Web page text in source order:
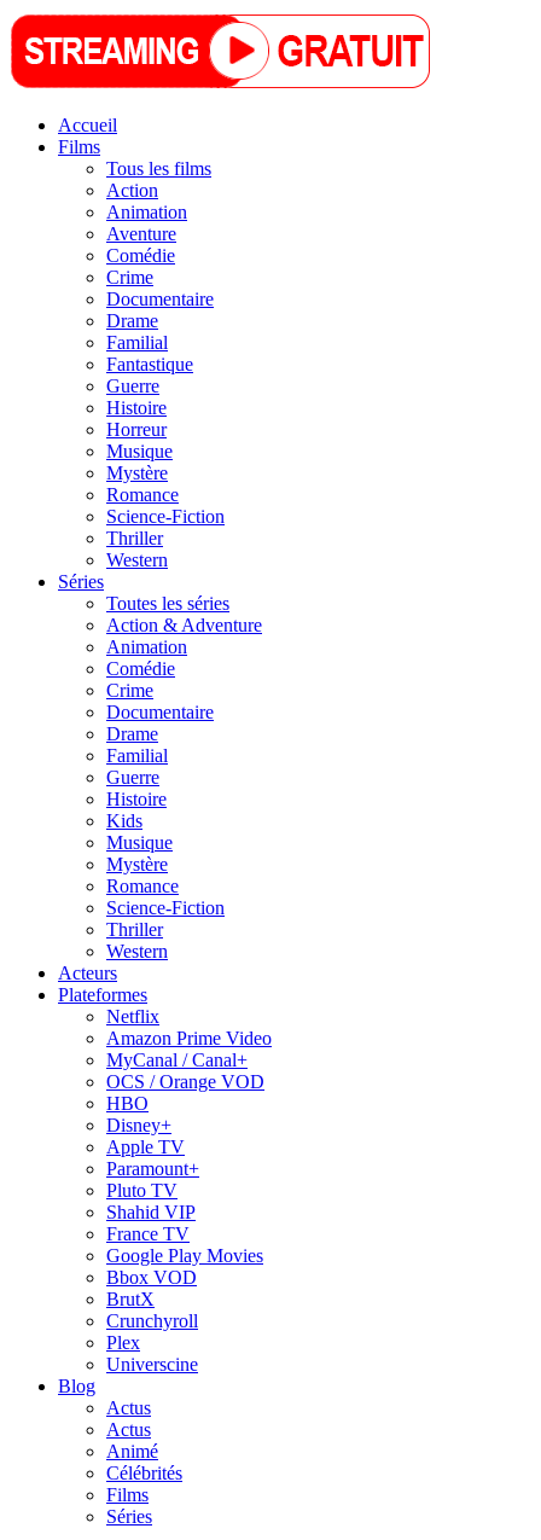
Accueil
Films
Tous les films
Action
Animation
Aventure
Comédie
Crime
Documentaire
Drame
Familial
Fantastique
Guerre
Histoire
Horreur
Musique
Mystère
Romance
Science-Fiction
Thriller
Western
Séries
Toutes les séries
Action & Adventure
Animation
Comédie
Crime
Documentaire
Drame
Familial
Guerre
Histoire
Kids
Musique
Mystère
Romance
Science-Fiction
Thriller
Western
Acteurs
Plateformes
Netflix
Amazon Prime Video
MyCanal / Canal+
OCS / Orange VOD
HBO
Disney+
Apple TV
Paramount+
Pluto TV
Shahid VIP
France TV
Google Play Movies
Bbox VOD
BrutX
Crunchyroll
Plex
Universcine
Blog
Actus
Actus
Animé
Célébrités
Films
Séries